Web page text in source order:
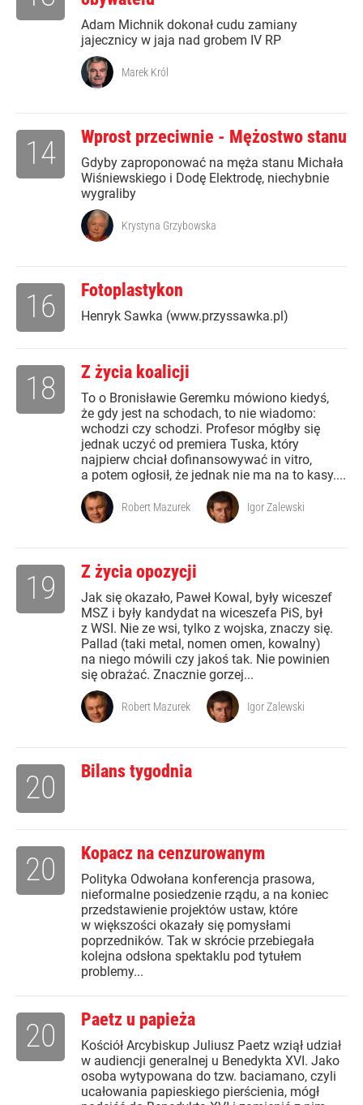
Adam Michnik dokonał cudu zamiany
jajecznicy w jaja nad grobem IV RP
Marek Król
Wprost przeciwnie - Mężostwo stanu
Gdyby zaproponować na męża stanu Michała
Wiśniewskiego i Dodę Elektrodę, niechybnie
wygraliby
14
Krystyna Grzybowska
Fotoplastykon
Henryk Sawka (www.przyssawka.pl)
16
Z życia koalicji
To o Bronisławie Geremku mówiono kiedyś,
że gdy jest na schodach, to nie wiadomo:
wchodzi czy schodzi. Profesor mógłby się
jednak uczyć od premiera Tuska, który
najpierw chciał dofinansowywać in vitro,
a potem ogłosił, że jednak nie ma na to kasy....
18
Robert Mazurek Igor Zalewski
Z życia opozycji
Jak się okazało, Paweł Kowal, były wiceszef
MSZ i były kandydat na wiceszefa PiS, był
z WSI. Nie ze wsi, tylko z wojska, znaczy się.
Pallad (taki metal, nomen omen, kowalny)
na niego mówili czy jakoś tak. Nie powinien
się obrażać. Znacznie gorzej...
19
Robert Mazurek Igor Zalewski
Bilans tygodnia
20
Kopacz na cenzurowanym
Polityka Odwołana konferencja prasowa,
nieformalne posiedzenie rządu, a na koniec
przedstawienie projektów ustaw, które
w większości okazały się pomysłami
poprzedników. Tak w skrócie przebiegała
kolejna odsłona spektaklu pod tytułem
problemy...
20
Paetz u papieża
Kościół Arcybiskup Juliusz Paetz wziął udział
w audiencji generalnej u Benedykta XVI. Jako
osoba wytypowana do tzw. baciamano, czyli
ucałowania papieskiego pierścienia, mógł
20